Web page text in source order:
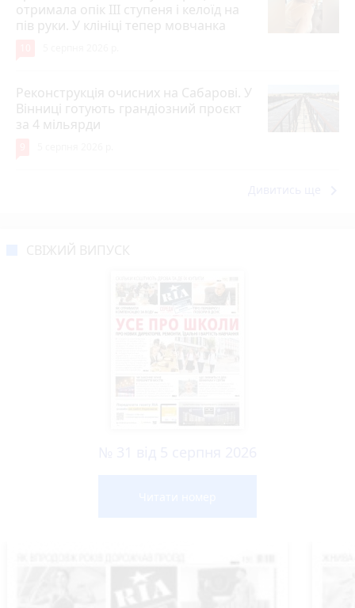
отримала опік ІІІ ступеня і келоїд на
пів руки. У клініці тепер мовчанка
Реконструкція очисних на Сабарові. У
Вінниці готують грандіозний проєкт
за 4 мільярди